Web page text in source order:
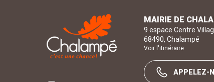
Mairie de Chalampé C'est une chance !MAIRIE DE
9 espace Centre
68490, Chalampé
Voir l'itinéraire
APPELEZ-